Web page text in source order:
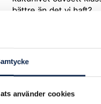
använder cookies
bättre än det vi haft?
scener i alla sina
förebygga sexuella